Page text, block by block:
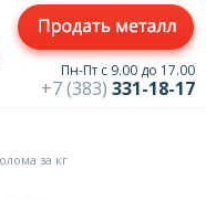
Пн-Пт с 9.00 до 17.00
+7 (383) 331-18-17
за кг